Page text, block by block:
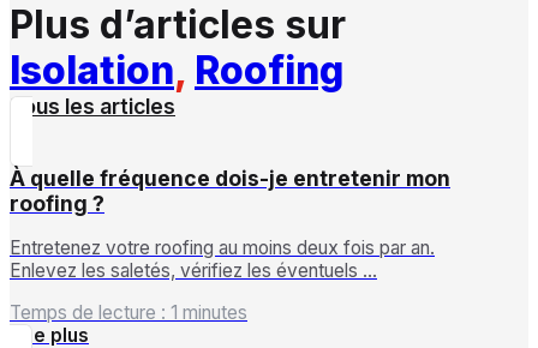
Plus d’articles sur
Isolation, Roofing
Tous les articles
À quelle fréquence dois-je entretenir mon
roofing ?
Entretenez votre roofing au moins deux fois par an.
Enlevez les saletés, vérifiez les éventuels …
Temps de lecture : 1 minutes
Lire plus